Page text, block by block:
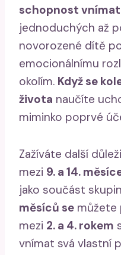
schopnost vnímat
jednoduchých až
novorozené dítě
emocionálnímu
okolím. Když se
života naučíte
miminko poprvé
Zažíváte další
mezi 9. a 14.
jako součást
měsíců se můžete
mezi 2. a 4. rokem
vnímat svá vlastní